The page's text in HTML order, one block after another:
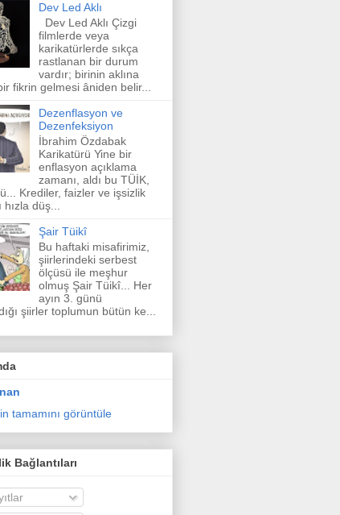
Dev Led Aklı
Dev Led Aklı Çizgi
filmlerde veya
karikatürlerde sıkça
rastlanan bir durum
vardır; birinin aklına
fikrin gelmesi âniden belir...
Dezenflasyon ve
Dezenfeksiyon
İbrahim Özdabak
Karikatürü Yine bir
enflasyon açıklama
zamanı, aldı bu TÜİK,
Krediler, faizler ve işsizlik
düş...
Şair Tüikî
Bu haftaki misafirimiz,
şiirlerindeki serbest
ölçüsü ile meşhur
olmuş Şair Tüikî... Her
ayın 3. günü
şiirler toplumun bütün ke...
tamamını görüntüle
Bağlantıları